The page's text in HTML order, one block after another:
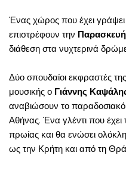
Ένας χώρος που έχει γράψει
επιστρέφουν την
διάθεση στα νυχτερινά
Δύο σπουδαίοι εκφραστές
μουσικής ο Γιάννης
αναβιώσουν το παραδοσιακό
Αθήνας. Ένα γλέντι που έχει
πρωίας και θα ενώσει
ως την Κρήτη και από τη